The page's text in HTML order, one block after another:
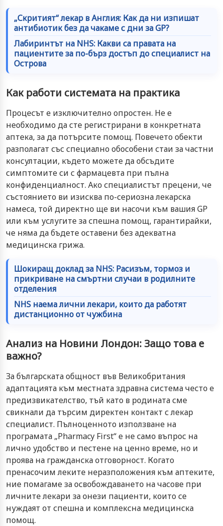
„Скритият“ лекар в Англия: Как да ни изпишат
антибиотик без да чакаме с дни за GP?
Лабиринтът на NHS: Какви са правата на
пациентите за по-бърз достъп до специалист на
Острова
Как работи системата на практика
Процесът е изключително опростен. Не е
необходимо да сте регистрирани в конкретната
аптека, за да потърсите помощ. Повечето обекти
разполагат със специално обособени стаи за частни
консултации, където можете да обсъдите
симптомите си с фармацевта при пълна
конфиденциалност. Ако специалистът прецени, че
състоянието ви изисква по-сериозна лекарска
намеса, той директно ще ви насочи към вашия GP
или към услугите за спешна помощ, гарантирайки,
че няма да бъдете оставени без адекватна
медицинска грижа.
Шокиращ доклад за NHS: Расизъм, тормоз и
прикриване на смъртни случаи в родилните
отделения
NHS наема лични лекари, които да работят
дистанционно от чужбина
Анализ на Новини Лондон: Защо това е
важно?
За българската общност във Великобритания
адаптацията към местната здравна система често е
предизвикателство, тъй като в родината сме
свикнали да търсим директен контакт с лекар
специалист. Пълноценното използване на
програмата „Pharmacy First“ е не само въпрос на
лично удобство и пестене на ценно време, но и
проява на гражданска отговорност. Когато
пренасочим леките неразположения към аптеките,
ние помагаме за освобождаването на часове при
личните лекари за онези пациенти, които се
нуждаят от спешна и комплексна медицинска
помощ.